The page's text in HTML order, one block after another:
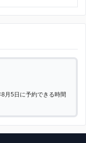
月5日に予約できる時間